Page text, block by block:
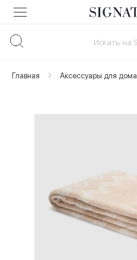
Skip
to
Главная Аксессуары для дома
images